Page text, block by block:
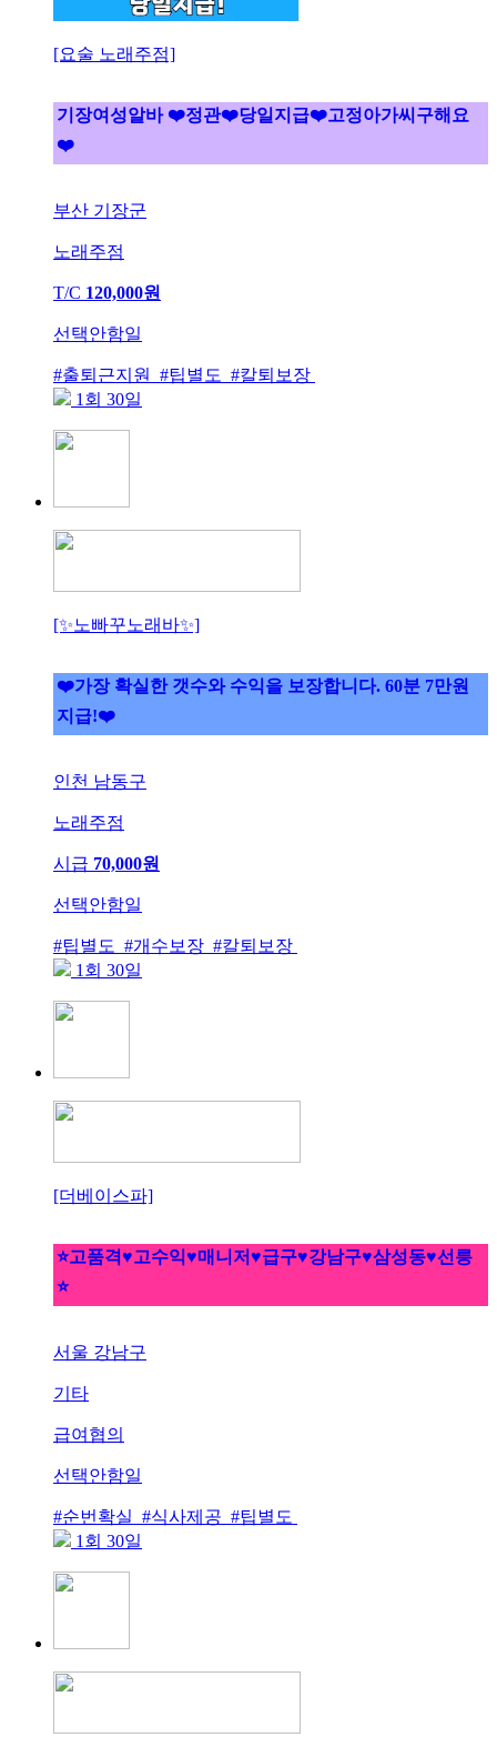
[요술 노래주점]
기장여성알바 ❤️정관❤️당일지급❤️고정아가씨구해요
❤️
부산 기장군
노래주점
T/C 120,000원
선택안함일
#출퇴근지원 #팁별도 #칼퇴보장
1회 30일
[✨노빠꾸노래바✨]
❤️가장 확실한 갯수와 수익을 보장합니다. 60분 7만원
지급!❤️
인천 남동구
노래주점
시급 70,000원
선택안함일
#팁별도 #개수보장 #칼퇴보장
1회 30일
[더베이스파]
⭐고품격♥고수익♥매니저♥급구♥강남구♥삼성동♥선릉
⭐
서울 강남구
기타
급여협의
선택안함일
#순번확실 #식사제공 #팁별도
1회 30일